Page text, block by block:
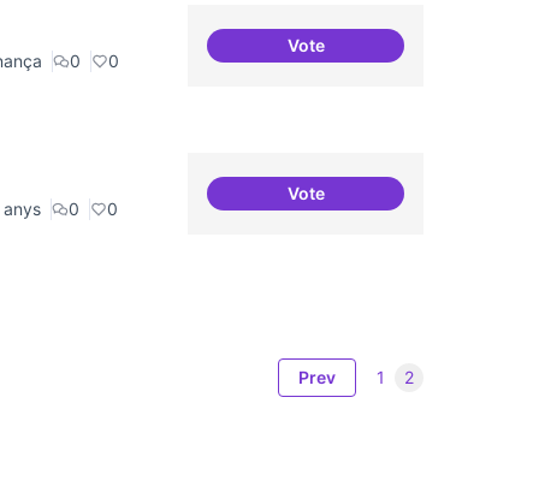
0 0
VoteConsolidació d'eixos clau
anys 0 0
Vote30 projectes residents
Prev 1 2